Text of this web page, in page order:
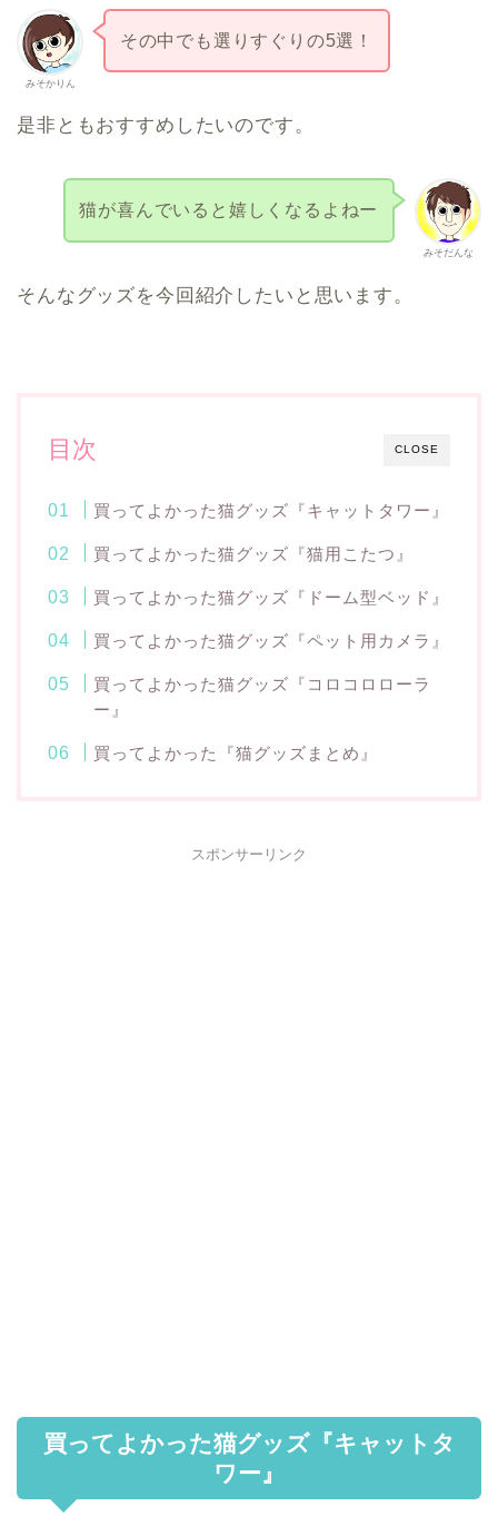
みそかりん
その中でも選りすぐりの5選！
是非ともおすすめしたいのです。
みそだんな
猫が喜んでいると嬉しくなるよねー
そんなグッズを今回紹介したいと思います。
CLOSE
目次
買ってよかった猫グッズ『キャットタワー』
買ってよかった猫グッズ『猫用こたつ』
買ってよかった猫グッズ『ドーム型ベッド』
買ってよかった猫グッズ『ペット用カメラ』
買ってよかった猫グッズ『コロコロローラ
ー』
買ってよかった『猫グッズまとめ』
スポンサーリンク
買ってよかった猫グッズ『キャットタ
ワー』